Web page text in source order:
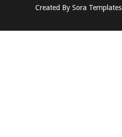
Created By Sora Templates